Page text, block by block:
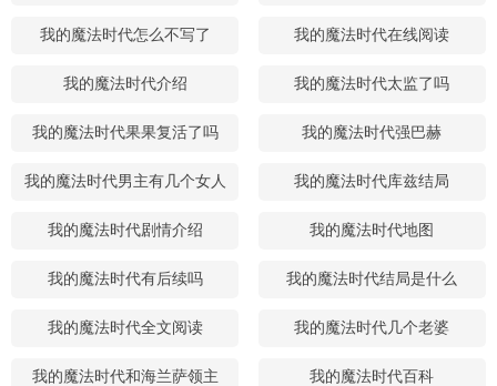
我的魔法时代怎么不写了 我的魔法时代在线阅读
我的魔法时代介绍 我的魔法时代太监了吗
我的魔法时代果果复活了吗 我的魔法时代强巴赫
我的魔法时代男主有几个女人 我的魔法时代库兹结局
我的魔法时代剧情介绍 我的魔法时代地图
我的魔法时代有后续吗 我的魔法时代结局是什么
我的魔法时代全文阅读 我的魔法时代几个老婆
我的魔法时代和海兰萨领主 我的魔法时代百科